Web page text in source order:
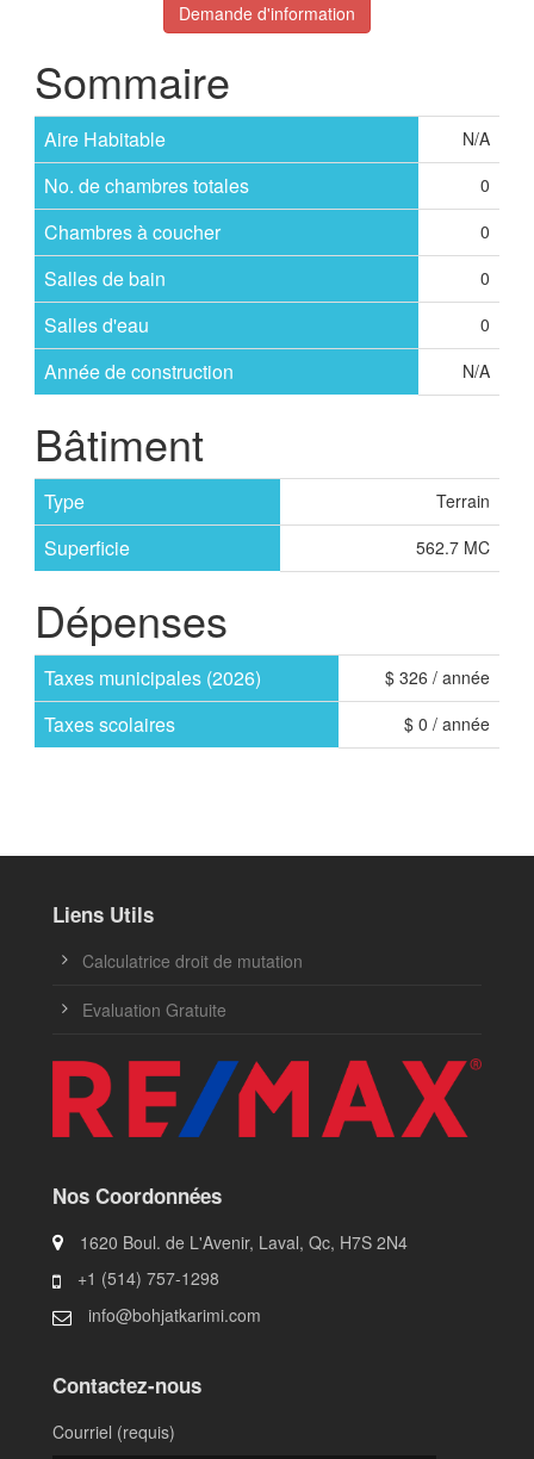
Demande d'information
Sommaire
Aire Habitable N/A
No. de chambres totales 0
Chambres à coucher 0
Salles de bain 0
Salles d'eau 0
Année de construction N/A
Bâtiment
Type Terrain
Superficie 562.7 MC
Dépenses
Taxes municipales (2026) $ 326 / année
Taxes scolaires $ 0 / année
Liens Utils
Calculatrice droit de mutation
Evaluation Gratuite
Nos Coordonnées
1620 Boul. de L'Avenir, Laval, Qc, H7S 2N4
+1 (514) 757-1298
info@bohjatkarimi.com
Contactez-nous
Courriel (requis)